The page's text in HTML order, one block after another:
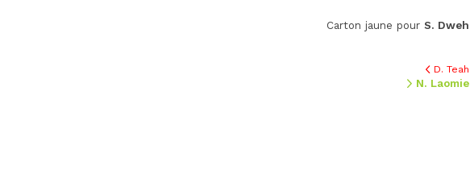
Carton jaune pour S. Dweh
D. Teah
N. Laomie